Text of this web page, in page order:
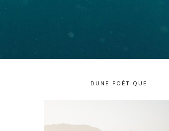
DUNE POÉTIQUE